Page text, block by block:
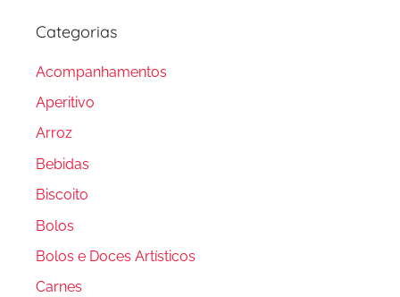
Categorias
Acompanhamentos
Aperitivo
Arroz
Bebidas
Biscoito
Bolos
Bolos e Doces Artísticos
Carnes